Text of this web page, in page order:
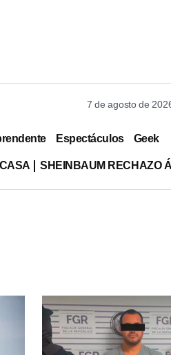
7 de agosto de
Espectáculos Geek
SHEINBAUM RECHAZO